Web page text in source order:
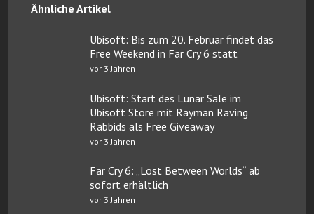
Ähnliche Artikel
Ubisoft: Bis zum 20. Februar findet das
Free Weekend in Far Cry 6 statt
vor 3 Jahren
Ubisoft: Start des Lunar Sale im
Ubisoft Store mit Rayman Raving
Rabbids als Free Giveaway
vor 3 Jahren
Far Cry 6: „Lost Between Worlds“ ab
sofort erhältlich
vor 3 Jahren